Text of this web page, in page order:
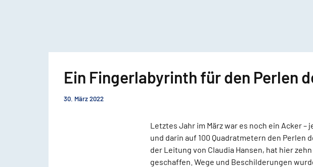
Ein Fingerlabyrinth für den Perlen
30. März 2022
Letztes Jahr im März war es noch ein Acker
und darin auf 100 Quadratmetern den Perlen
der Leitung von Claudia Hansen, hat hier
geschaffen. Wege und Beschilderungen